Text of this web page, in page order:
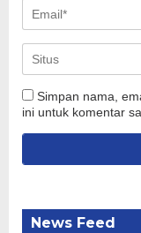
Simpan nama,
ini untuk komentar
News Feed